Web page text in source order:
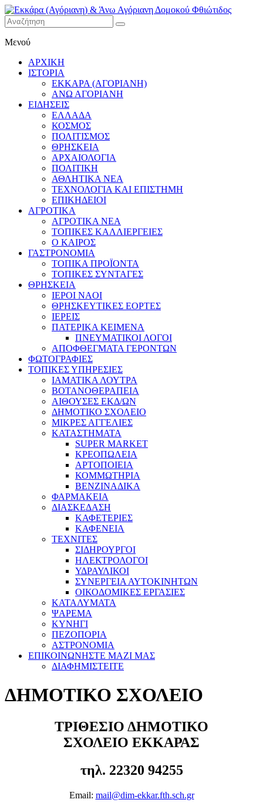
Εκκάρα
(Αγόριανη)
& Άνω
Αγόριανη
Δομοκού
Φθιώτιδος
Μενού
ΑΡΧΙΚΗ
ΙΣΤΟΡΙΑ
ΕΚΚΑΡΑ (ΑΓΟΡΙΑΝΗ)
ΑΝΩ ΑΓΟΡΙΑΝΗ
ΕΙΔΗΣΕΙΣ
ΕΛΛΑΔΑ
ΚΟΣΜΟΣ
ΠΟΛΙΤΙΣΜΟΣ
ΘΡΗΣΚΕΙΑ
ΑΡΧΑΙΟΛΟΓΙΑ
ΠΟΛΙΤΙΚΗ
ΑΘΛΗΤΙΚΑ ΝΕΑ
ΤΕΧΝΟΛΟΓΙΑ ΚΑΙ ΕΠΙΣΤΗΜΗ
ΕΠΙΚΗΔΕΙΟΙ
ΑΓΡΟΤΙΚΑ
ΑΓΡΟΤΙΚΑ ΝΕΑ
ΤΟΠΙΚΕΣ ΚΑΛΛΙΕΡΓΕΙΕΣ
Ο ΚΑΙΡΟΣ
ΓΑΣΤΡΟΝΟΜΙΑ
ΤΟΠΙΚΑ ΠΡΟΪΟΝΤΑ
ΤΟΠΙΚΕΣ ΣΥΝΤΑΓΕΣ
ΘΡΗΣΚΕΙΑ
IEPOI NAOI
ΘΡΗΣΚΕΥΤΙΚΕΣ ΕΟΡΤΕΣ
ΙΕΡΕΙΣ
ΠΑΤΕΡΙΚΑ ΚΕΙΜΕΝΑ
ΠΝΕΥΜΑΤΙΚΟΙ ΛΟΓΟΙ
ΑΠΟΦΘΕΓΜΑΤΑ ΓΕΡΟΝΤΩΝ
ΦΩΤΟΓΡΑΦΙΕΣ
ΤΟΠΙΚΕΣ ΥΠΗΡΕΣΙΕΣ
ΙΑΜΑΤΙΚΑ ΛΟΥΤΡΑ
ΒΟΤΑΝΟΘΕΡΑΠΕΙΑ
ΑΙΘΟΥΣΕΣ ΕΚΔ/ΩΝ
ΔΗΜΟΤΙΚΟ ΣΧΟΛΕΙΟ
ΜΙΚΡΕΣ ΑΓΓΕΛΙΕΣ
ΚΑΤΑΣΤΗΜΑΤΑ
SUPER MARKET
ΚΡΕΟΠΩΛΕΙΑ
ΑΡΤΟΠΟΙΕΙΑ
ΚΟΜΜΩΤΗΡΙΑ
ΒΕΝΖΙΝΑΔΙΚΑ
ΦΑΡΜΑΚΕΙΑ
ΔΙΑΣΚΕΔΑΣΗ
ΚΑΦΕΤΕΡΙΕΣ
ΚΑΦΕΝΕΙΑ
ΤΕΧΝΙΤΕΣ
ΣΙΔΗΡΟΥΡΓΟΙ
ΗΛΕΚΤΡΟΛΟΓΟΙ
ΥΔΡΑΥΛΙΚΟΙ
ΣΥΝΕΡΓΕΙΑ ΑΥΤΟΚΙΝΗΤΩΝ
ΟΙΚΟΔΟΜΙΚΕΣ ΕΡΓΑΣΙΕΣ
ΚΑΤΑΛΥΜΑΤΑ
ΨΑΡΕΜΑ
ΚΥΝΗΓΙ
ΠΕΖΟΠΟΡΙΑ
ΑΣΤΡΟΝΟΜΙΑ
ΕΠΙΚΟΙΝΩΝΗΣΤΕ ΜΑΖΙ ΜΑΣ
ΔΙΑΦΗΜΙΣΤΕΙΤΕ
ΔΗΜΟΤΙΚΟ ΣΧΟΛΕΙΟ
ΤΡΙΘΕΣΙΟ ΔΗΜΟΤΙΚΟ
ΣΧΟΛΕΙΟ ΕΚΚΑΡΑΣ
τηλ. 22320 94255
Email: mail@dim-ekkar.fth.sch.gr